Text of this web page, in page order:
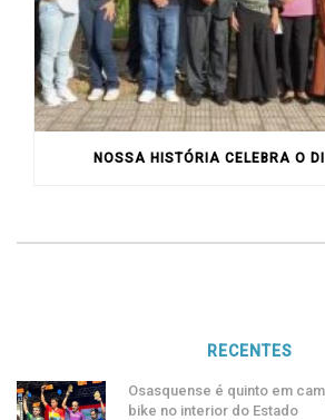
NOSSA HISTÓRIA CELEBRA O
RECENTES
Osasquense é quinto em
bike no interior do Estado